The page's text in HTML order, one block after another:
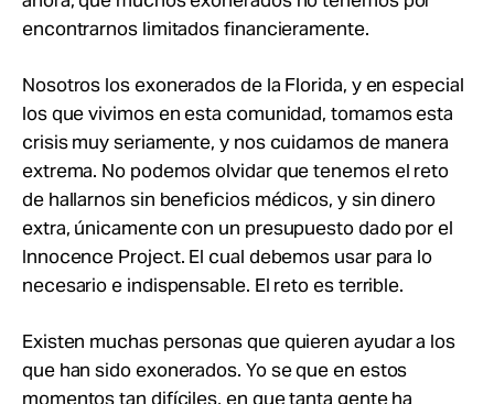
encontrarnos limitados financieramente.
Nosotros los exonerados de la Florida, y en especial
los que vivimos en esta comunidad, tomamos esta
crisis muy seriamente, y nos cuidamos de manera
extrema. No podemos olvidar que tenemos el reto
de hallarnos sin beneficios médicos, y sin dinero
extra, únicamente con un presupuesto dado por el
Innocence Project. El cual debemos usar para lo
necesario e indispensable. El reto es terrible.
Existen muchas personas que quieren ayudar a los
que han sido exonerados. Yo se que en estos
momentos tan difíciles, en que tanta gente ha